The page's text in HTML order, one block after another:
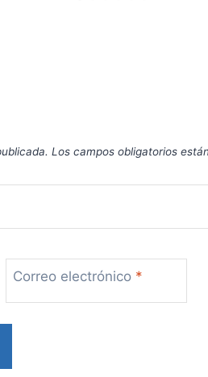
Los campos obligatorios
Correo electrónico *